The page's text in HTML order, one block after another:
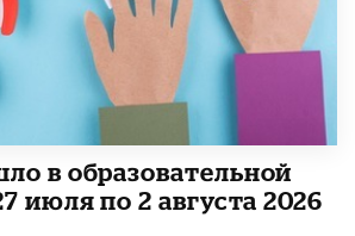
в образовательной
июля по 2 августа 2026